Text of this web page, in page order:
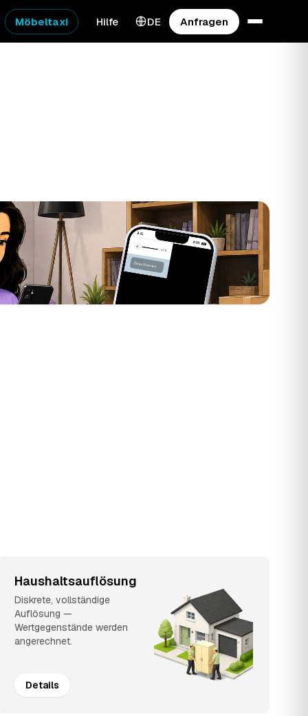
Möbeltaxi Hilfe DE Anfragen
Haushaltsauflösung
Diskrete, vollständige
Auflösung —
Wertgegenstände werden
angerechnet.
Details